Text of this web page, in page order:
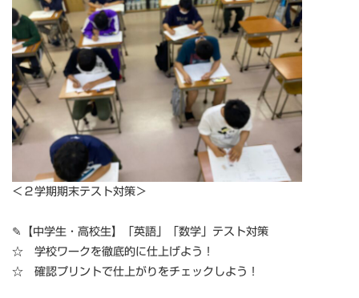
＜２学期期末テスト対策＞
✎【中学生・高校生】「英語」「数学」テスト対策
☆ 学校ワークを徹底的に仕上げよう！
☆ 確認プリントで仕上がりをチェックしよう！